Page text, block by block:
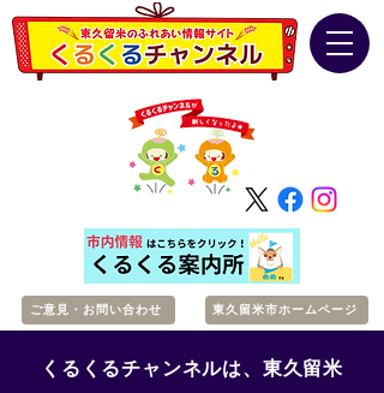
ご意見・お問い合わせ 東久留米市ホームページ
くるくるチャンネルは、東久留米